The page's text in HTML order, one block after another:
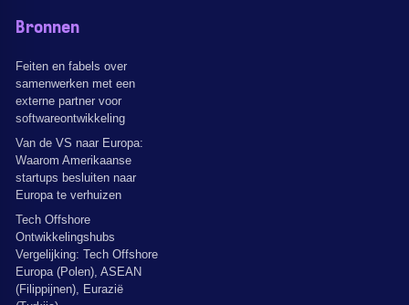
Bronnen
Feiten en fabels over
samenwerken met een
externe partner voor
softwareontwikkeling
Van de VS naar Europa:
Waarom Amerikaanse
startups besluiten naar
Europa te verhuizen
Tech Offshore
Ontwikkelingshubs
Vergelijking: Tech Offshore
Europa (Polen), ASEAN
(Filippijnen), Eurazië